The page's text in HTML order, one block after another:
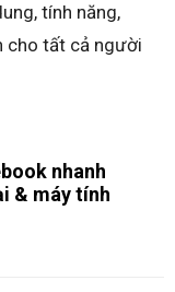
tính năng,
cho tất cả người
nhanh
& máy tính